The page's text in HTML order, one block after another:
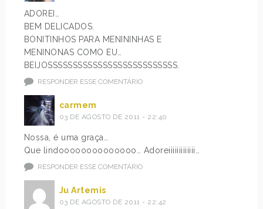
ADOREI…
BEM DELICADOS.
BONITINHOS PARA MENININHAS E
MENINONAS COMO EU…
BEIJOSSSSSSSSSSSSSSSSSSSSSSSSSS.
RESPONDER ESSE COMENTÁRIO
carmem
03 DE AGOSTO DE 2011 - 22:40
Nossa, é uma graça…
Que lindoooooooooooooo… Adoreiiiiiiiiiiiii…
RESPONDER ESSE COMENTÁRIO
Ju Artemis
03 DE AGOSTO DE 2011 - 22:42